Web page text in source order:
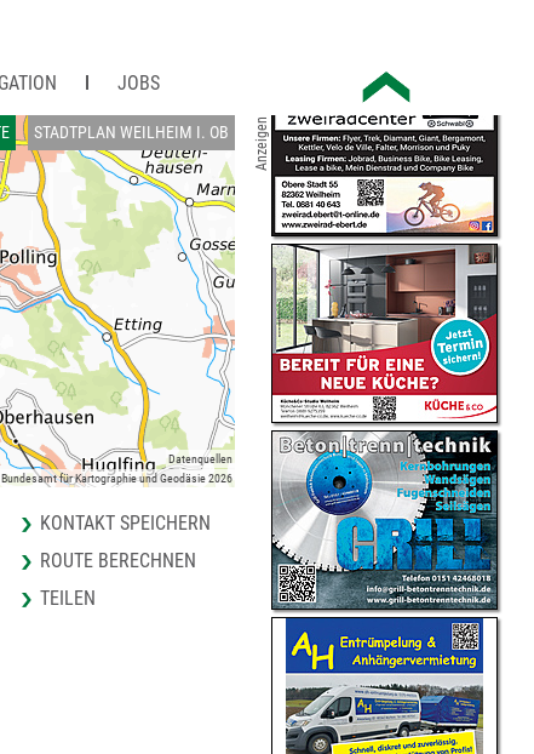
JOBS
STADTPLAN WEILHEIM I. OB
für Kartographie und Geodäsie 2026
Datenquellen
KONTAKT SPEICHERN
ROUTE BERECHNEN
TEILEN
Anzeigen